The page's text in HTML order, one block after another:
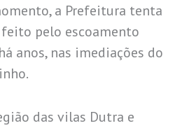
a Prefeitura tenta
pelo escoamento
anos, nas imediações do
das vilas Dutra e